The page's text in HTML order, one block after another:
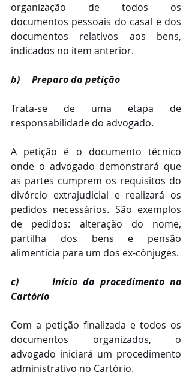
organização de todos os
documentos pessoais do casal e dos
documentos relativos aos bens,
indicados no item anterior.
b)     Preparo da petição
Trata-se de uma etapa de
responsabilidade do advogado.
A petição é o documento técnico
onde o advogado demonstrará que
as partes cumprem os requisitos do
divórcio extrajudicial e realizará os
pedidos necessários. São exemplos
de pedidos: alteração do nome,
partilha dos bens e pensão
alimentícia para um dos ex-cônjuges.
c)      Início do procedimento no
Cartório
Com a petição finalizada e todos os
documentos organizados, o
advogado iniciará um procedimento
administrativo no Cartório.